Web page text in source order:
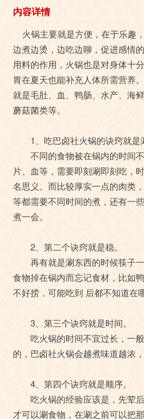
内容详情
火锅主要就是方便，在于乐趣
边煮边烫，边吃边聊，促进感情
用料的作用，火锅也是对身体十
胃在夏天也能补充人体所需营养。
就是毛肚、血、鸭肠、水产、海
蘑菇菌类等。
1、吃巴卤社火锅的诀窍就是
不同的食物被在锅内的时间不
片、血等，需要即刻涮即刻吃，
名思义。而比较厚实一点的肉类
等都需要不同时间的煮，还有一
煮一会。
2、第二个诀窍就是稳。
再有就是涮东西的时候筷子一
食物掉在锅内而忘记食材，比如
不好捞，可能吃到 后都不知道在
3、第三个诀窍就是时间。
吃火锅的时间不宜过长，一般
的，巴卤社火锅会越煮味道越浓，
4、第四个诀窍就是顺序。
吃火锅的经验应该是，先荤后
才可以涮食物，在涮之前可以把